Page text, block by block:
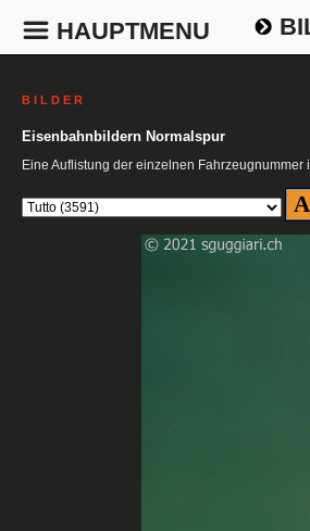
HAUPTMENU
B I L D E R
Eisenbahnbildern Normalspur
Eine Auflistung der einzelnen Fahrzeugnummer